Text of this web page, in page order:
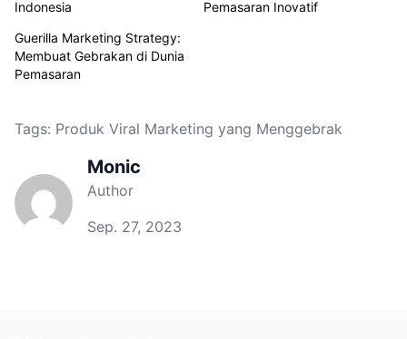
Indonesia
Pemasaran Inovatif
Guerilla Marketing Strategy:
Membuat Gebrakan di Dunia
Pemasaran
Tags: Produk Viral Marketing yang Menggebrak
Monic
Author
Sep. 27, 2023